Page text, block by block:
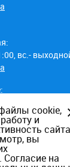
вс.-
ресурс не
cookie,
и
вы
Согласие на